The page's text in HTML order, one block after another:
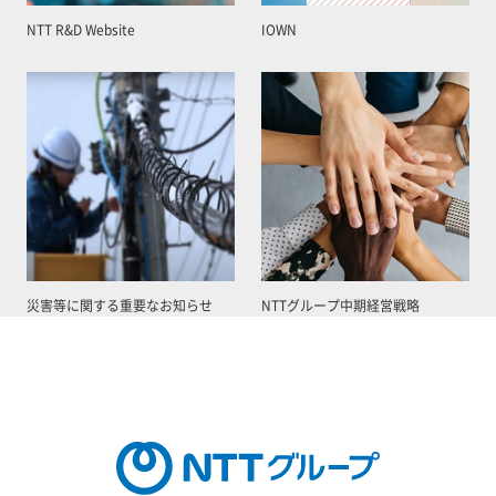
NTT R&D Website IOWN
災害等に関する重要なお知らせ NTTグループ中期経営戦略